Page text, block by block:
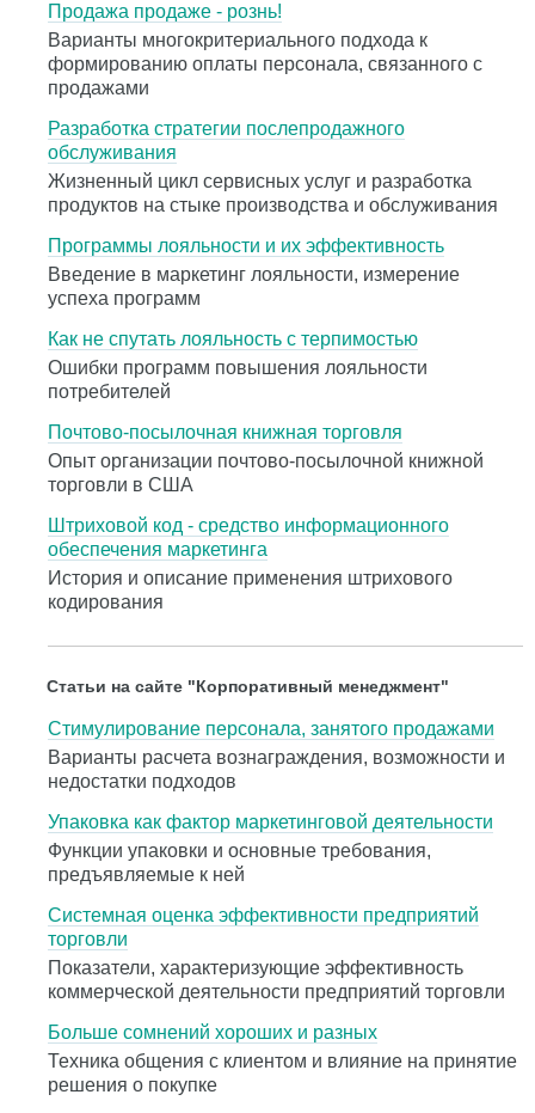
Продажа продаже - рознь!
Варианты многокритериального подхода к
формированию оплаты персонала, связанного с
продажами
Разработка стратегии послепродажного
обслуживания
Жизненный цикл сервисных услуг и разработка
продуктов на стыке производства и обслуживания
Программы лояльности и их эффективность
Введение в маркетинг лояльности, измерение
успеха программ
Как не спутать лояльность с терпимостью
Ошибки программ повышения лояльности
потребителей
Почтово-посылочная книжная торговля
Опыт организации почтово-посылочной книжной
торговли в США
Штриховой код - средство информационного
обеспечения маркетинга
История и описание применения штрихового
кодирования
Статьи на сайте "Корпоративный менеджмент"
Стимулирование персонала, занятого продажами
Варианты расчета вознаграждения, возможности и
недостатки подходов
Упаковка как фактор маркетинговой деятельности
Функции упаковки и основные требования,
предъявляемые к ней
Системная оценка эффективности предприятий
торговли
Показатели, характеризующие эффективность
коммерческой деятельности предприятий торговли
Больше сомнений хороших и разных
Техника общения с клиентом и влияние на принятие
решения о покупке